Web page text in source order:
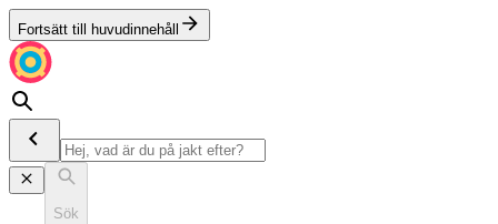
Fortsätt till huvudinnehåll
Sök